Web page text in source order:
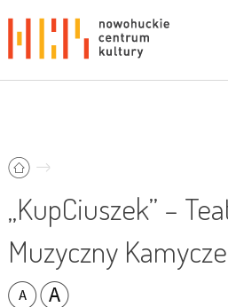
„KupCiuszek” –
Muzyczny